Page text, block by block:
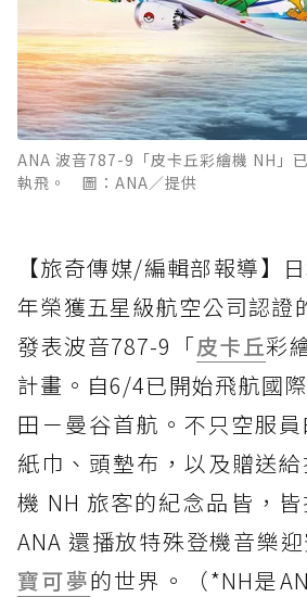
ANA 波音787-9「皮卡丘彩繪機 NH」
執飛。 圖：ANA／提供
【旅奇傳媒/編輯部報導】
年榮獲五星級航空公司認證
發表波音787-9「皮卡丘彩
計畫。自6/4已開始飛航國
田－曼谷首航。不只空服員
紙巾、頭墊布，以及贈送
機 NH 旅客的紀念品皆，皆
ANA 還播放特殊登機音樂
寶可夢的世界。（*NH是